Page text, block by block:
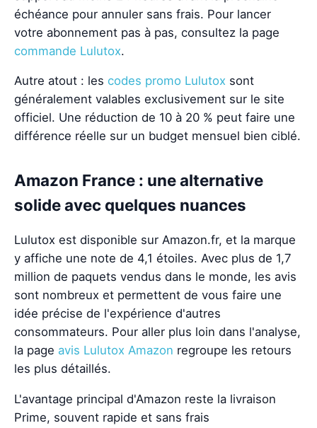
échéance pour annuler sans frais. Pour lancer
votre abonnement pas à pas, consultez la page
commande Lulutox.
Autre atout : les codes promo Lulutox sont
généralement valables exclusivement sur le site
officiel. Une réduction de 10 à 20 % peut faire une
différence réelle sur un budget mensuel bien ciblé.
Amazon France : une alternative
solide avec quelques nuances
Lulutox est disponible sur Amazon.fr, et la marque
y affiche une note de 4,1 étoiles. Avec plus de 1,7
million de paquets vendus dans le monde, les avis
sont nombreux et permettent de vous faire une
idée précise de l'expérience d'autres
consommateurs. Pour aller plus loin dans l'analyse,
la page avis Lulutox Amazon regroupe les retours
les plus détaillés.
L'avantage principal d'Amazon reste la livraison
Prime, souvent rapide et sans frais